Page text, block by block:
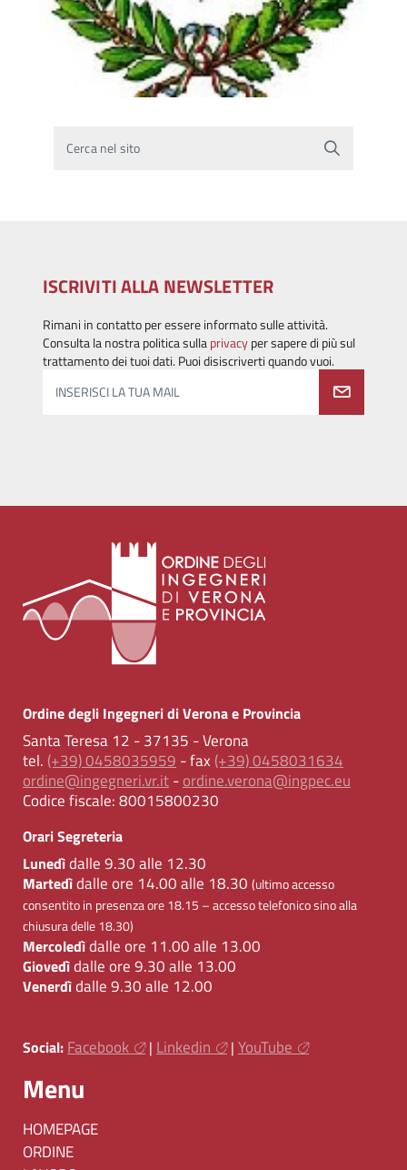
Cerca nel sito
ISCRIVITI ALLA NEWSLETTER
Rimani in contatto per essere informato sulle attività.
Consulta la nostra politica sullaprivacyper sapere di più sul
trattamento dei tuoi dati. Puoi disiscriverti quando vuoi.
INSERISCI LA TUA MAIL
Ordine degli Ingegneri di Verona e Provincia
Santa Teresa 12 - 37135 - Verona
tel. (+39) 0458035959 - fax (+39) 0458031634
ordine@ingegneri.vr.it-ordine.verona@ingpec.eu
Codice fiscale:80015800230
Orari Segreteria
Lunedìdalle 9.30 alle 12.30
Martedìdalle ore 14.00 alle 18.30 (ultimo accesso
consentito in presenza ore 18.15 – accesso telefonico sino alla
chiusura delle 18.30)
Mercoledìdalle ore 11.00 alle 13.00
Giovedìdalle ore 9.30 alle 13.00
Venerdìdalle 9.30 alle 12.00
Social: Facebook | Linkedin | YouTube
Menu
HOMEPAGE
ORDINE